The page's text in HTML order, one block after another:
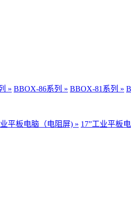
» BBOX-86系列 » BBOX-81系列 »
平板电脑（电阻屏) » 17”工业平板